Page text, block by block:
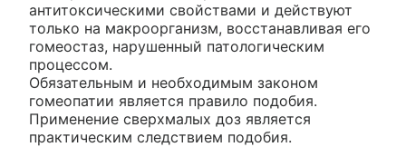
антитоксическими свойствами и действуют
только на макроорганизм, восстанавливая его
гомеостаз, нарушенный патологическим
процессом.
Обязательным и необходимым законом
гомеопатии является правило подобия.
Применение сверхмалых доз является
практическим следствием подобия.